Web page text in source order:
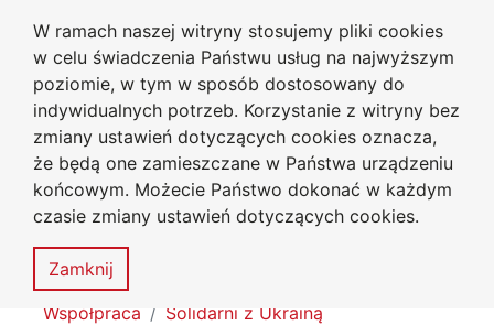
W ramach naszej witryny stosujemy pliki cookies
w celu świadczenia Państwu usług na najwyższym
poziomie, w tym w sposób dostosowany do
indywidualnych potrzeb. Korzystanie z witryny bez
zmiany ustawień dotyczących cookies oznacza,
że będą one zamieszczane w Państwa urządzeniu
końcowym. Możecie Państwo dokonać w każdym
czasie zmiany ustawień dotyczących cookies.
Zamknij
Przejdź do głównego menu
Przejdź do treści
Przejdź do wyszukiwarki
Przejdź do mapy serwisu
Uniwersytet
Jana Długosza w Częstochowie
Mapa
serwisu
MENU
Tutaj jesteś
Współpraca
Solidarni z Ukrainą